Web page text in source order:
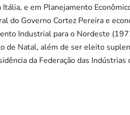
Itália, e em Planejamento
do Governo Cortez Pereira e
Industrial para o Nordeste
de Natal, além de ser eleito
da Federação das